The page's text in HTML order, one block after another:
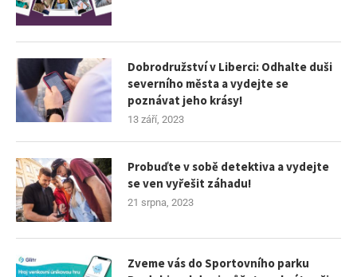
Dobrodružství v Liberci: Odhalte duši
severního města a vydejte se
poznávat jeho krásy!
13 září, 2023
Probuďte v sobě detektiva a vydejte
se ven vyřešit záhadu!
21 srpna, 2023
Zveme vás do Sportovního parku